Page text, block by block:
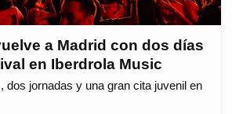
a Madrid con dos días
en Iberdrola Music
dos jornadas y una gran cita juvenil en